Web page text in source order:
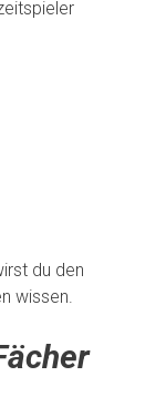
du den
wissen.